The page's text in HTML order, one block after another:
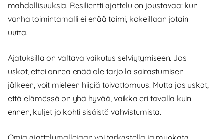
mahdollisuuksia. Resilientti ajattelu on joustavaa: kun
vanha toimintamalli ei enää toimi, kokeillaan jotain
uutta.
Ajatuksilla on valtava vaikutus selviytymiseen. Jos
uskot, ettei onnea enää ole tarjolla sairastumisen
jälkeen, voit mieleen hiipiä toivottomuus. Mutta jos uskot,
että elämässä on yhä hyvää, vaikka eri tavalla kuin
ennen, kuljet jo kohti sisäistä vahvistumista.